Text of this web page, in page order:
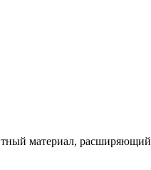
материал,